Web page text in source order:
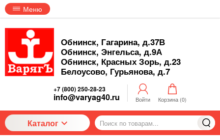
Меню
Обнинск, Гагарина, д.37В
Обнинск, Энгельса, д.9А
Обнинск, Красных Зорь, д.23
Белоусово, Гурьянова, д.7
+7 (800) 250-28-23
info@varyag40.ru Войти Корзина (0)
Каталог